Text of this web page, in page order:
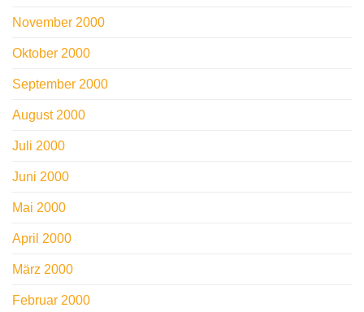
November 2000
Oktober 2000
September 2000
August 2000
Juli 2000
Juni 2000
Mai 2000
April 2000
März 2000
Februar 2000